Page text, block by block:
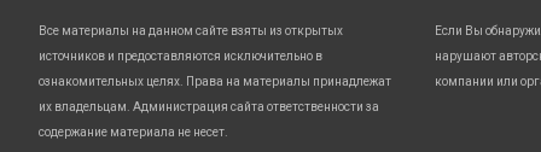
Все материалы на данном сайте взяты из открытых
источников и предоставляются исключительно в
ознакомительных целях. Права на материалы принадлежат
их владельцам. Администрация сайта ответственности за
содержание материала не несет.
Если Вы
нарушают
компании или